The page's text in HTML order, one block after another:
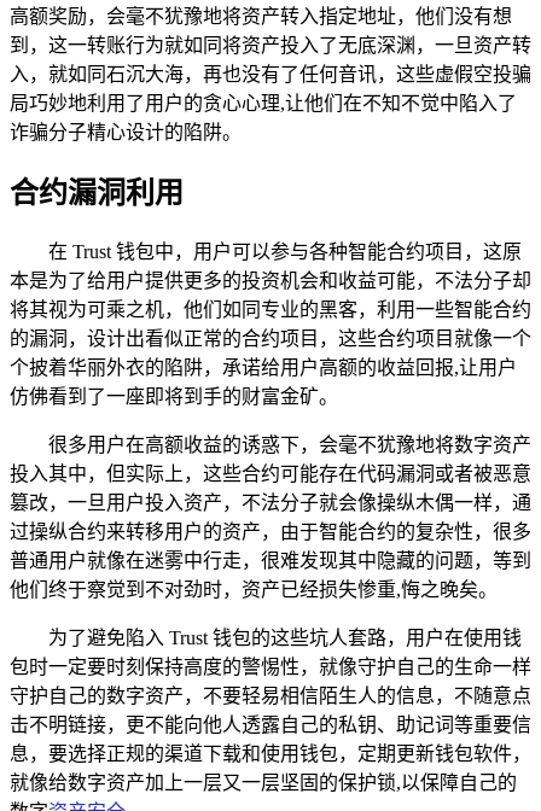
高额奖励，会毫不犹豫地将资产转入指定地址，他们没有想
到，这一转账行为就如同将资产投入了无底深渊，一旦资产转
入，就如同石沉大海，再也没有了任何音讯，这些虚假空投骗
局巧妙地利用了用户的贪心心理,让他们在不知不觉中陷入了
诈骗分子精心设计的陷阱。
合约漏洞利用
在 Trust 钱包中，用户可以参与各种智能合约项目，这原
本是为了给用户提供更多的投资机会和收益可能，不法分子却
将其视为可乘之机，他们如同专业的黑客，利用一些智能合约
的漏洞，设计出看似正常的合约项目，这些合约项目就像一个
个披着华丽外衣的陷阱，承诺给用户高额的收益回报,让用户
仿佛看到了一座即将到手的财富金矿。
很多用户在高额收益的诱惑下，会毫不犹豫地将数字资产
投入其中，但实际上，这些合约可能存在代码漏洞或者被恶意
篡改，一旦用户投入资产，不法分子就会像操纵木偶一样，通
过操纵合约来转移用户的资产，由于智能合约的复杂性，很多
普通用户就像在迷雾中行走，很难发现其中隐藏的问题，等到
他们终于察觉到不对劲时，资产已经损失惨重,悔之晚矣。
为了避免陷入 Trust 钱包的这些坑人套路，用户在使用钱
包时一定要时刻保持高度的警惕性，就像守护自己的生命一样
守护自己的数字资产，不要轻易相信陌生人的信息，不随意点
击不明链接，更不能向他人透露自己的私钥、助记词等重要信
息，要选择正规的渠道下载和使用钱包，定期更新钱包软件，
就像给数字资产加上一层又一层坚固的保护锁,以保障自己的